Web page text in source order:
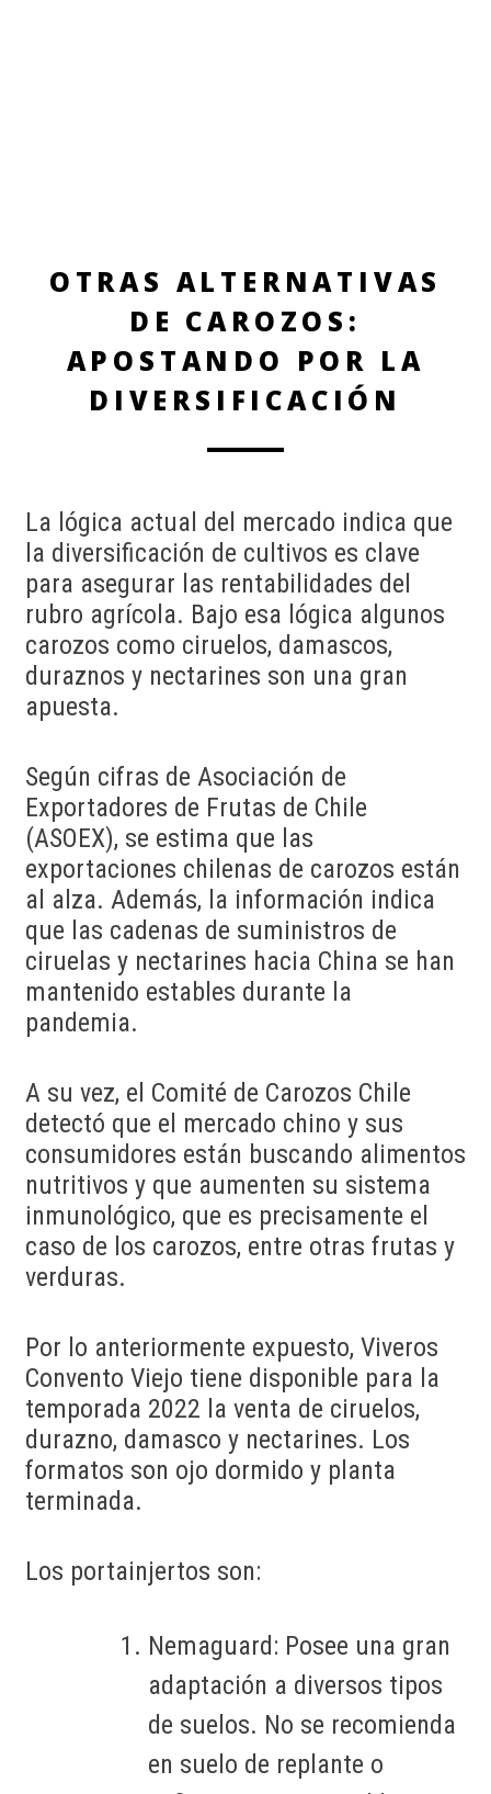
OTRAS ALTERNATIVAS
DE CAROZOS:
APOSTANDO POR LA
DIVERSIFICACIÓN
La lógica actual del mercado indica que
la diversificación de cultivos es clave
para asegurar las rentabilidades del
rubro agrícola. Bajo esa lógica algunos
carozos como ciruelos, damascos,
duraznos y nectarines son una gran
apuesta.
Según cifras de Asociación de
Exportadores de Frutas de Chile
(ASOEX), se estima que las
exportaciones chilenas de carozos están
al alza. Además, la información indica
que las cadenas de suministros de
ciruelas y nectarines hacia China se han
mantenido estables durante la
pandemia.
A su vez, el Comité de Carozos Chile
detectó que el mercado chino y sus
consumidores están buscando alimentos
nutritivos y que aumenten su sistema
inmunológico, que es precisamente el
caso de los carozos, entre otras frutas y
verduras.
Por lo anteriormente expuesto, Viveros
Convento Viejo tiene disponible para la
temporada 2022 la venta de ciruelos,
durazno, damasco y nectarines. Los
formatos son ojo dormido y planta
terminada.
Los portainjertos son:
Nemaguard: Posee una gran
adaptación a diversos tipos
de suelos. No se recomienda
en suelo de replante o